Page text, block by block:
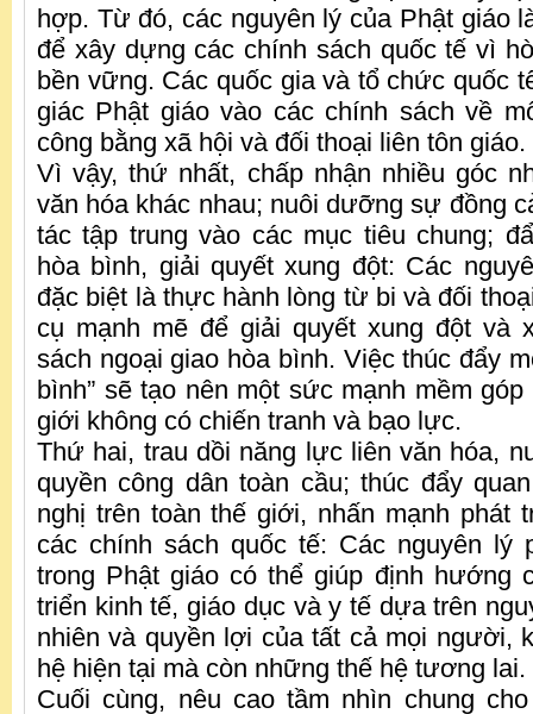
hợp. Từ đó, các nguyên lý của Phật giáo
để xây dựng các chính sách quốc tế vì
bền vững. Các quốc gia và tổ chức quốc
giác Phật giáo vào các chính sách về
công bằng xã hội và đối thoại liên tôn giáo.
Vì vậy, thứ nhất, chấp nhận nhiều góc
văn hóa khác nhau; nuôi dưỡng sự đồng
tác tập trung vào các mục tiêu chung;
hòa bình, giải quyết xung đột: Các
đặc biệt là thực hành lòng từ bi và đối
cụ mạnh mẽ để giải quyết xung đột và
sách ngoại giao hòa bình. Việc thúc đẩy
bình” sẽ tạo nên một sức mạnh mềm
giới không có chiến tranh và bạo lực.
Thứ hai, trau dồi năng lực liên văn hóa,
quyền công dân toàn cầu; thúc đẩy
nghị trên toàn thế giới, nhấn mạnh phát
các chính sách quốc tế: Các nguyên lý
trong Phật giáo có thể giúp định hướng
triển kinh tế, giáo dục và y tế dựa trên
nhiên và quyền lợi của tất cả mọi người,
hệ hiện tại mà còn những thế hệ tương lai.
Cuối cùng, nêu cao tầm nhìn chung